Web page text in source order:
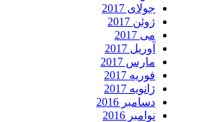
جولای 2017
ژوئن 2017
می 2017
آوریل 2017
مارس 2017
فوریه 2017
ژانویه 2017
دسامبر 2016
نوامبر 2016